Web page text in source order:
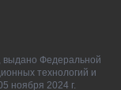
Федеральной
технологий и
ноября 2024 г.